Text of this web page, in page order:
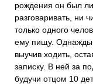
рождения он был
разговаривать, ни
только одного
ему пищу. Однажды
выучив ходить,
записку. В ней за
будучи отцом 10